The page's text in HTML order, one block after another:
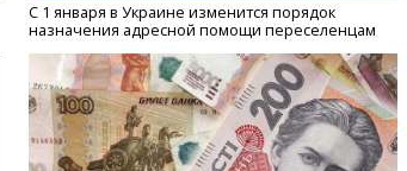
С 1 января в Украине изменится порядок
назначения адресной помощи переселенцам